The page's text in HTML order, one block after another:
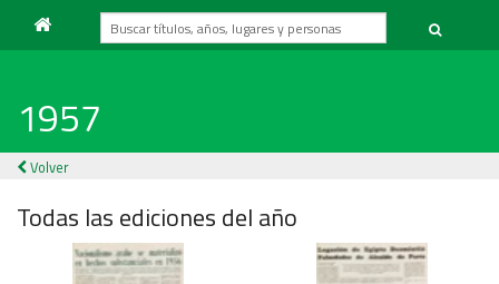
1957
Volver
Todas las ediciones del año